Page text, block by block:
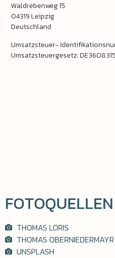
Waldrebenweg 15
04319 Leipzig
Deutschland
Umsatzsteuer-
Umsatzsteuergesetz:
FOTOQUELLEN
THOMAS LORIS
THOMAS OBERNIEDERMAYR
UNSPLASH